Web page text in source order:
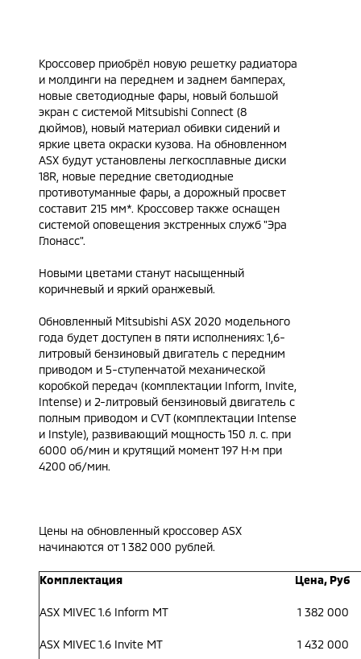
Кроссовер приобрёл новую решетку радиатора
и молдинги на переднем и заднем бамперах,
новые светодиодные фары, новый большой
экран с системой Mitsubishi Connect (8
дюймов), новый материал обивки сидений и
яркие цвета окраски кузова. На обновленном
ASX будут установлены легкосплавные диски
18R, новые передние светодиодные
противотуманные фары, а дорожный просвет
составит 215 мм*. Кроссовер также оснащен
системой оповещения экстренных служб "Эра
Глонасс".
Новыми цветами станут насыщенный
коричневый и яркий оранжевый.
Обновленный Mitsubishi ASX 2020 модельного
года будет доступен в пяти исполнениях: 1,6-
литровый бензиновый двигатель с передним
приводом и 5-ступенчатой механической
коробкой передач (комплектации Inform, Invite,
Intense) и 2-литровый бензиновый двигатель с
полным приводом и CVT (комплектации Intense
и Instyle), развивающий мощность 150 л. с. при
6000 об/мин и крутящий момент 197 Н·м при
4200 об/мин.
Цены на обновленный кроссовер ASX
начинаются от 1 382 000 рублей.
Комплектация Цена, Руб
ASX MIVEC 1.6 Inform MT 1 382 000
ASX MIVEC 1.6 Invite MT 1 432 000